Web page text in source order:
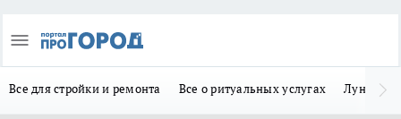
Все для стройки и ремонта Все о ритуальных услугах Лунно-